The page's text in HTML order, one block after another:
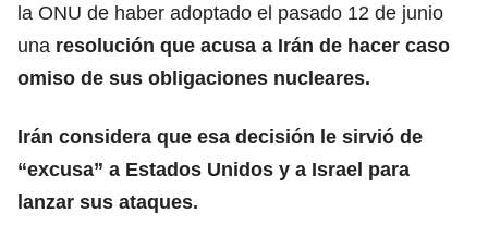
la ONU de haber adoptado el pasado 12 de junio
una resolución que acusa a Irán de hacer caso
omiso de sus obligaciones nucleares.
Irán considera que esa decisión le sirvió de
“excusa” a Estados Unidos y a Israel para
lanzar sus ataques.